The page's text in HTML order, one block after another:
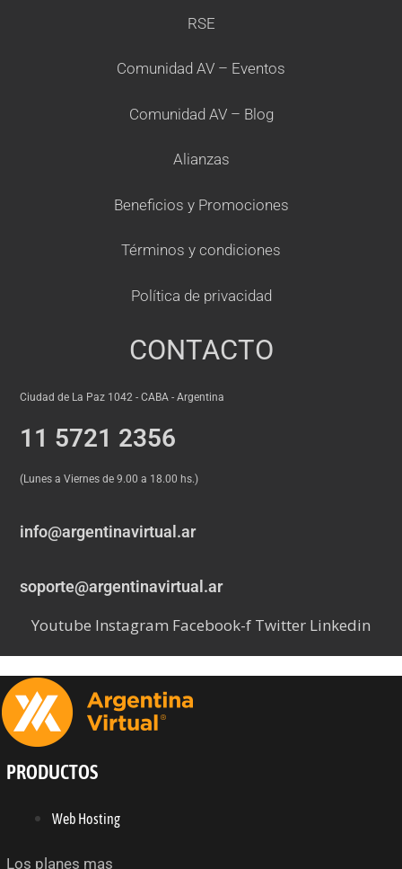
RSE
Comunidad AV – Eventos
Comunidad AV – Blog
Alianzas
Beneficios y Promociones
Términos y condiciones
Política de privacidad
CONTACTO
Ciudad de La Paz 1042 - CABA - Argentina
11 5721 2356
(Lunes a Viernes de 9.00 a 18.00 hs.)
info@argentinavirtual.ar
soporte@argentinavirtual.ar
Youtube Instagram Facebook-f Twitter Linkedin
PRODUCTOS
Web Hosting
Los planes mas